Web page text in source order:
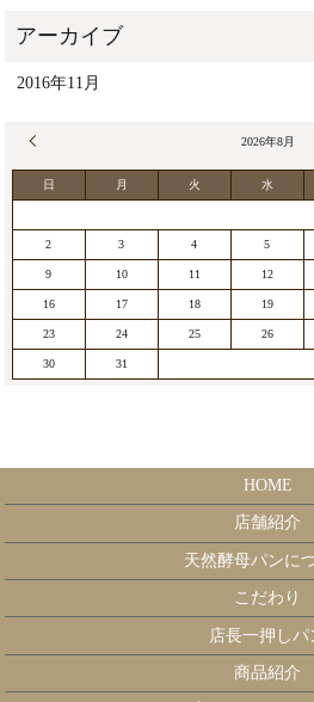
2016年11月
2026年8月
日 月 火 水
2 3 4 5
9 10 11 12
16 17 18 19
23 24 25 26
30 31
HOME
店舗紹介
天然酵母パンに
こだわり
店長一押しパ
商品紹介